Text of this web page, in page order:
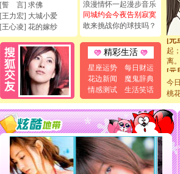
[誓 言] 求佛
[王力宏] 大城小爱
[王心凌] 花的嫁纱
浪漫情怀一起漫步音乐
同城约会今夜告别寂寞
敢来挑战你的球技吗？
精彩生活
星座运势
每日财运
花边新闻
魔鬼辞典
情感测试
生活笑话
[元
断
你
[元
起
离
[元
泣
卖
[春
颜
道
[春
片
送
[
你
今
桃